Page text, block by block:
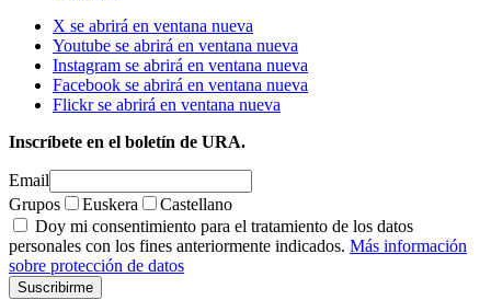
X se abrirá en ventana nueva
Youtube se abrirá en ventana nueva
Instagram se abrirá en ventana nueva
Facebook se abrirá en ventana nueva
Flickr se abrirá en ventana nueva
Inscríbete en el boletín de URA.
Email
Grupos
Euskera
Castellano
Doy mi consentimiento para el tratamiento de los datos
personales con los fines anteriormente indicados. Más información
sobre protección de datos